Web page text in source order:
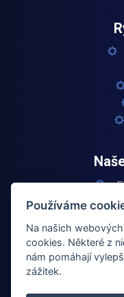
Používáme
Na našich
cookies. Některé z
nám pomáhají
zážitek.